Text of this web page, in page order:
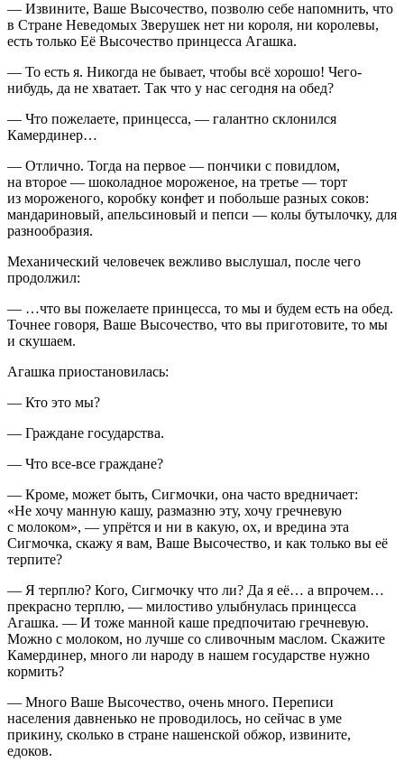
— Извините, Ваше Высочество, позволю себе напомнить, что
в Стране Неведомых Зверушек нет ни короля, ни королевы,
есть только Её Высочество принцесса Агашка.
— То есть я. Никогда не бывает, чтобы всё хорошо! Чего-
нибудь, да не хватает. Так что у нас сегодня на обед?
— Что пожелаете, принцесса, — галантно склонился
Камердинер…
— Отлично. Тогда на первое — пончики с повидлом,
на второе — шоколадное мороженое, на третье — торт
из мороженого, коробку конфет и побольше разных соков:
мандариновый, апельсиновый и пепси — колы бутылочку, для
разнообразия.
Механический человечек вежливо выслушал, после чего
продолжил:
— …что вы пожелаете принцесса, то мы и будем есть на обед.
Точнее говоря, Ваше Высочество, что вы приготовите, то мы
и скушаем.
Агашка приостановилась:
— Кто это мы?
— Граждане государства.
— Что все-все граждане?
— Кроме, может быть, Сигмочки, она часто вредничает:
«Не хочу манную кашу, размазню эту, хочу гречневую
с молоком», — упрётся и ни в какую, ох, и вредина эта
Сигмочка, скажу я вам, Ваше Высочество, и как только вы её
терпите?
— Я терплю? Кого, Сигмочку что ли? Да я её… а впрочем…
прекрасно терплю, — милостиво улыбнулась принцесса
Агашка. — И тоже манной каше предпочитаю гречневую.
Можно с молоком, но лучше со сливочным маслом. Скажите
Камердинер, много ли народу в нашем государстве нужно
кормить?
— Много Ваше Высочество, очень много. Переписи
населения давненько не проводилось, но сейчас в уме
прикину, сколько в стране нашенской обжор, извините,
едоков.